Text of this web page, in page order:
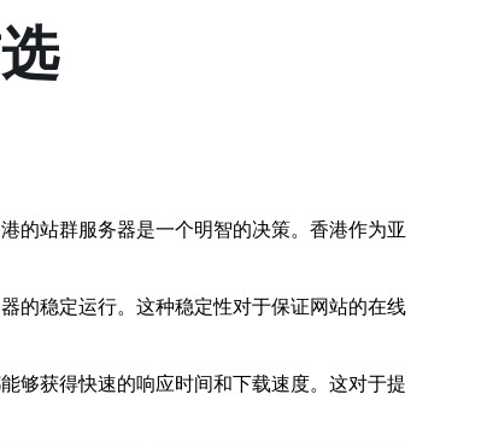
的站群服务器是一个明智的决策。香港作为亚
的稳定运行。这种稳定性对于保证网站的在线
够获得快速的响应时间和下载速度。这对于提